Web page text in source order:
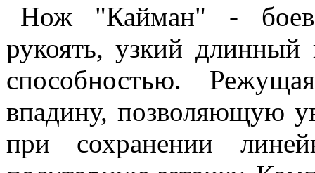
Нож "Кайман" -
рукоять, узкий
способностью.
впадину, позволяющую
при сохранении